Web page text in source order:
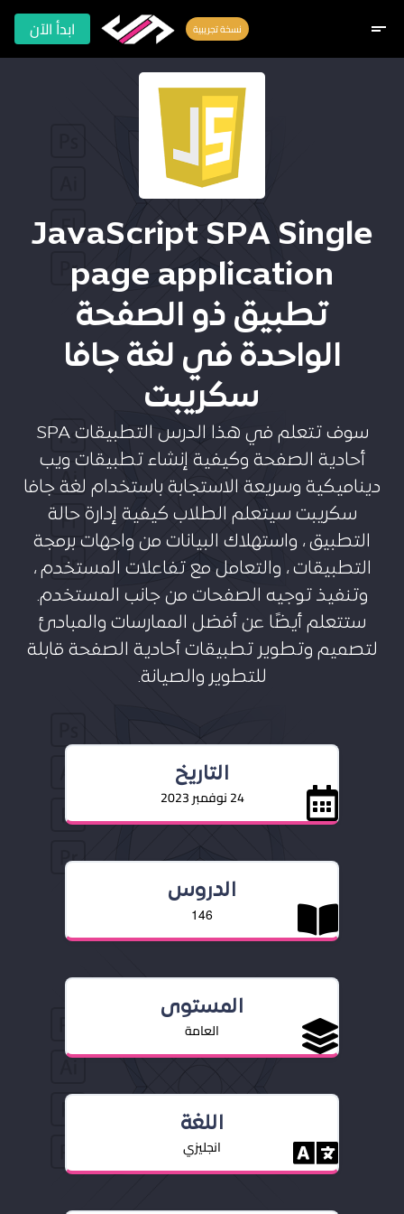
short_text نسخة تجريبية ابدأ الآن
JavaScript SPA Single
page application
تطبيق ذو الصفحة
الواحدة في لغة جافا
سكريبت
سوف تتعلم في هذا الدرس التطبيقات SPA
أحادية الصفحة وكيفية إنشاء تطبيقات ويب
ديناميكية وسريعة الاستجابة باستخدام لغة جافا
سكريبت سيتعلم الطلاب كيفية إدارة حالة
التطبيق ، واستهلاك البيانات من واجهات برمجة
التطبيقات ، والتعامل مع تفاعلات المستخدم ،
وتنفيذ توجيه الصفحات من جانب المستخدم.
ستتعلم أيضًا عن أفضل الممارسات والمبادئ
لتصميم وتطوير تطبيقات أحادية الصفحة قابلة
للتطوير والصيانة.
التاريخ
24 نوفمبر 2023
الدروس
146
المستوى
العامة
اللغة
انجليزي